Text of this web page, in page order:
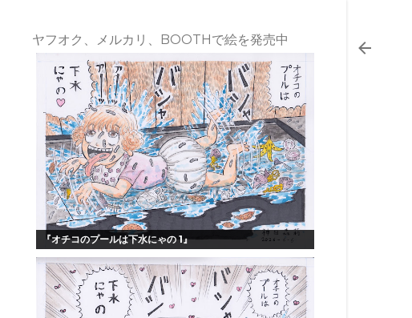
ヤフオク、メルカリ、BOOTHで絵を発売中
『オチコのプールは下水にゃの 1』